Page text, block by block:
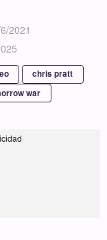
2021
chris pratt
war